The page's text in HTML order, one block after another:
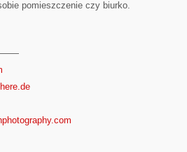
pomieszczenie czy biurko.